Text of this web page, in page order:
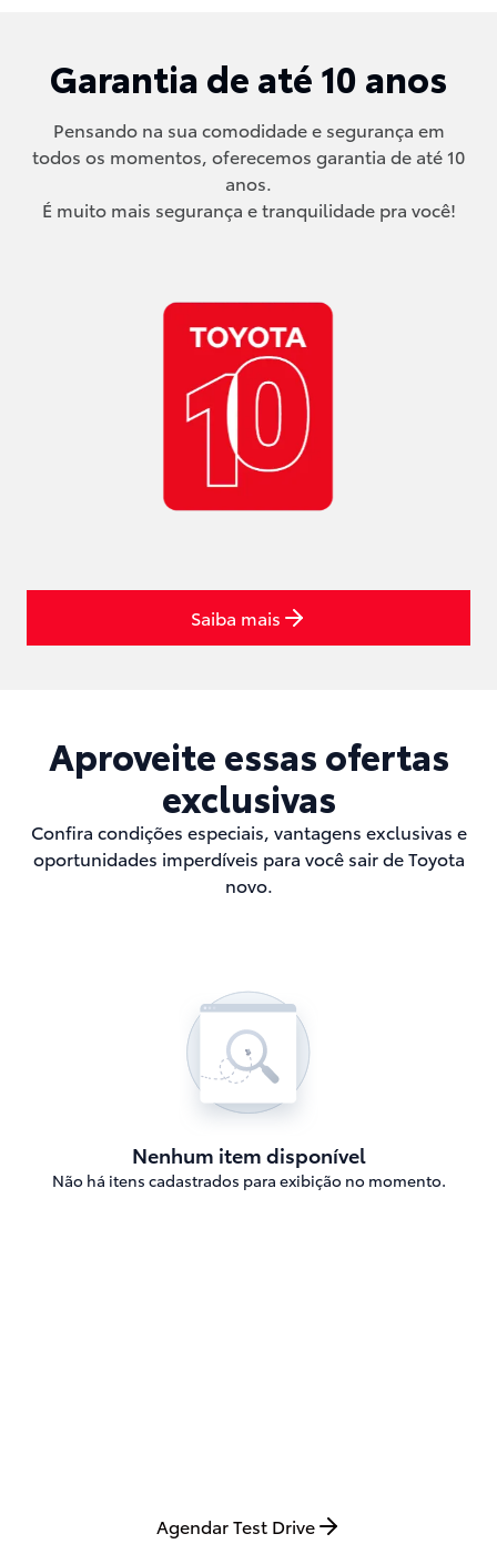
Garantia de até 10 anos
Pensando na sua comodidade e segurança em
todos os momentos, oferecemos garantia de até 10
anos.
É muito mais segurança e tranquilidade pra você!
Saiba mais
Aproveite essas ofertas
exclusivas
Confira condições especiais, vantagens exclusivas e
oportunidades imperdíveis para você sair de Toyota
novo.
Nenhum item disponível
Não há itens cadastrados para exibição no momento.
Agendar Test Drive